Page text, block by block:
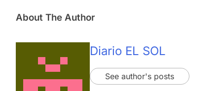
About The Author
Diario EL SOL
See author's posts